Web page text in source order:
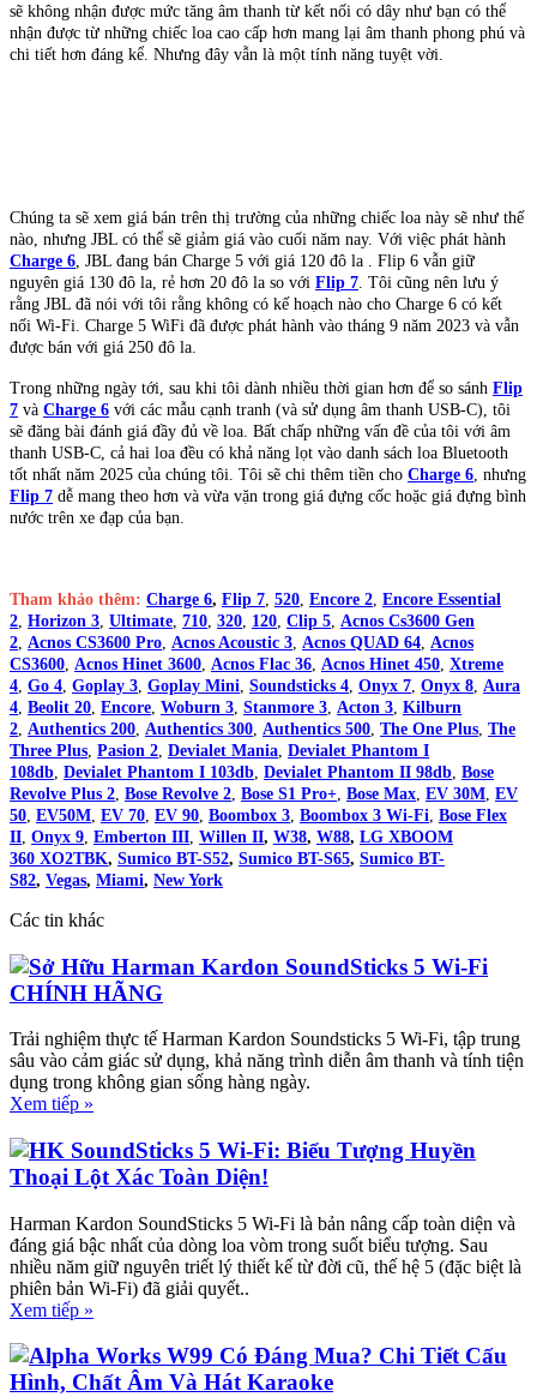
sẽ không nhận được mức tăng âm thanh từ kết nối có dây như bạn có thể
nhận được từ những chiếc loa cao cấp hơn mang lại âm thanh phong phú và
chi tiết hơn đáng kể. Nhưng đây vẫn là một tính năng tuyệt vời.
Chúng ta sẽ xem giá bán trên thị trường của những chiếc loa này sẽ như thế
nào, nhưng JBL có thể sẽ giảm giá vào cuối năm nay. Với việc phát hành
Charge 6 , JBL đang bán Charge 5 với giá 120 đô la . Flip 6 vẫn giữ
nguyên giá 130 đô la, rẻ hơn 20 đô la so với Flip 7 . Tôi cũng nên lưu ý
rằng JBL đã nói với tôi rằng không có kế hoạch nào cho Charge 6 có kết
nối Wi-Fi. Charge 5 WiFi đã được phát hành vào tháng 9 năm 2023 và vẫn
được bán với giá 250 đô la.
Trong những ngày tới, sau khi tôi dành nhiều thời gian hơn để so sánh Flip
7 và Charge 6 với các mẫu cạnh tranh (và sử dụng âm thanh USB-C), tôi
sẽ đăng bài đánh giá đầy đủ về loa. Bất chấp những vấn đề của tôi với âm
thanh USB-C, cả hai loa đều có khả năng lọt vào danh sách loa Bluetooth
tốt nhất năm 2025 của chúng tôi. Tôi sẽ chi thêm tiền cho Charge 6 , nhưng
Flip 7 dễ mang theo hơn và vừa vặn trong giá đựng cốc hoặc giá đựng bình
nước trên xe đạp của bạn.
Tham khảo thêm: Charge 6, Flip 7 520 Encore 2 Encore Essential
2 Horizon 3 Ultimate 710 320 120 Clip 5 Acnos Cs3600 Gen
2 Acnos CS3600 Pro Acnos Acoustic 3 Acnos QUAD 64 Acnos
CS3600 Acnos Hinet 3600 Acnos Flac 36 Acnos Hinet 450 Xtreme
4 Go 4 Goplay 3 Goplay Mini Soundsticks 4 Onyx 7 Onyx 8 Aura
4 Beolit 20 Encore Woburn 3 Stanmore 3 Acton 3 Kilburn
2 Authentics 200 Authentics 300 Authentics 500 The One Plus The
Three Plus Pasion 2 Devialet Mania Devialet Phantom I
108db Devialet Phantom I 103db Devialet Phantom II 98db Bose
Revolve Plus 2 Bose Revolve 2 Bose S1 Pro+ Bose Max EV 30M EV
50 EV50M EV 70 EV 90 Boombox 3 Boombox 3 Wi-Fi Bose Flex
II Onyx 9 Emberton III Willen II, W38, W88, LG XBOOM
360 XO2TBK, Sumico BT-S52, Sumico BT-S65, Sumico BT-
S82, Vegas, Miami, New York
Các tin khác
Sở Hữu Harman Kardon SoundSticks 5 Wi-Fi
CHÍNH HÃNG
Trải nghiệm thực tế Harman Kardon Soundsticks 5 Wi-Fi, tập trung
sâu vào cảm giác sử dụng, khả năng trình diễn âm thanh và tính tiện
dụng trong không gian sống hàng ngày.
Xem tiếp »
HK SoundSticks 5 Wi-Fi: Biểu Tượng Huyền
Thoại Lột Xác Toàn Diện!
Harman Kardon SoundSticks 5 Wi-Fi là bản nâng cấp toàn diện và
đáng giá bậc nhất của dòng loa vòm trong suốt biểu tượng. Sau
nhiều năm giữ nguyên triết lý thiết kế từ đời cũ, thế hệ 5 (đặc biệt là
phiên bản Wi-Fi) đã giải quyết..
Xem tiếp »
Alpha Works W99 Có Đáng Mua? Chi Tiết Cấu
Hình, Chất Âm Và Hát Karaoke